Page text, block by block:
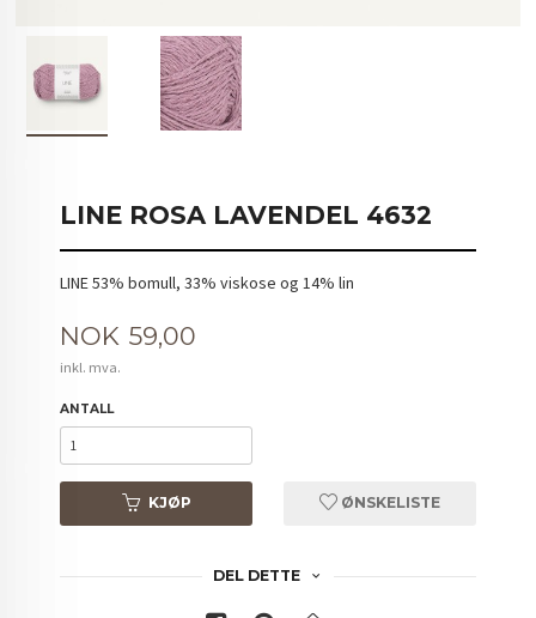
LINE ROSA LAVENDEL 4632
LINE 53% bomull, 33% viskose og 14% lin
Pris
NOK 59,00
inkl. mva.
ANTALL
KJØP ØNSKELISTE
DEL DETTE